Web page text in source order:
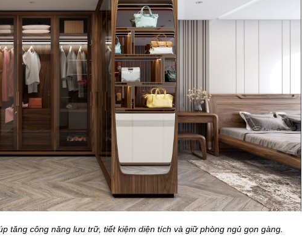
tăng công năng lưu trữ, tiết kiệm diện tích và giữ phòng ngủ gọn gàng.